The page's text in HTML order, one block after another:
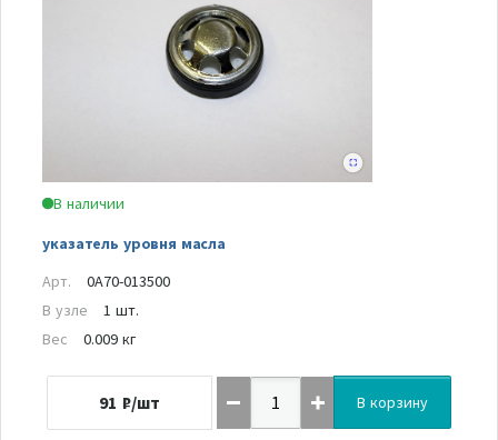
В наличии
указатель уровня масла
Арт.
0A70-013500
В узле
1 шт.
Вес
0.009 кг
91 ₽/шт В корзину